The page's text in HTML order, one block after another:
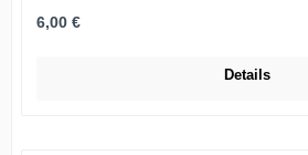
Regulärer Preis:
6,00 €
Details